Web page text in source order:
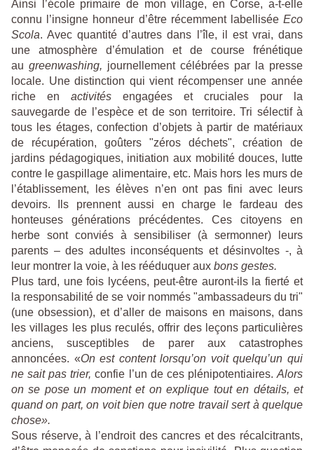
Ainsi l’école primaire de mon village, en Corse, a-t-elle
connu l’insigne honneur d’être récemment labellisée Eco
Scola. Avec quantité d’autres dans l’île, il est vrai, dans
une atmosphère d’émulation et de course frénétique
au greenwashing, journellement célébrées par la presse
locale. Une distinction qui vient récompenser une année
riche en
activités
engagées et cruciales pour la
sauvegarde de l’espèce et de son territoire. Tri sélectif à
tous les étages, confection d’objets à partir de matériaux
de récupération, goûters "zéros déchets", création de
jardins pédagogiques, initiation aux mobilité douces, lutte
contre le gaspillage alimentaire, etc. Mais hors les murs de
l’établissement, les élèves n’en ont pas fini avec leurs
devoirs. Ils prennent aussi en charge le fardeau des
honteuses générations précédentes. Ces citoyens en
herbe sont conviés à sensibiliser (à sermonner) leurs
parents – des adultes inconséquents et désinvoltes -, à
leur montrer la voie, à les rééduquer aux bons gestes.
Plus tard, une fois lycéens, peut-être auront-ils la fierté et
la responsabilité de se voir nommés "ambassadeurs du tri"
(une obsession), et d’aller de maisons en maisons, dans
les villages les plus reculés, offrir des leçons particulières
anciens, susceptibles de parer aux catastrophes
annoncées. «On est content lorsqu’on voit quelqu’un qui
ne sait pas trier, confie l’un de ces plénipotentiaires. Alors
on se pose un moment et on explique tout en détails, et
quand on part, on voit bien que notre travail sert à quelque
chose».
Sous réserve, à l’endroit des cancres et des récalcitrants,